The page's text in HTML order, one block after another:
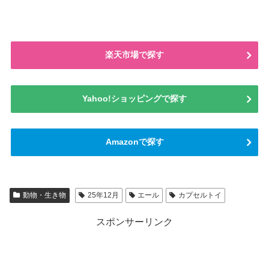
楽天市場で探す
Yahoo!ショッピングで探す
Amazonで探す
動物・生き物 25年12月 エール カプセルトイ
スポンサーリンク